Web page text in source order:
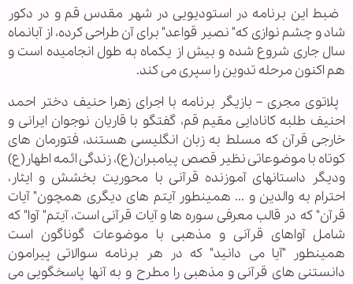
ضبط این برنامه در استودیویی در شهر مقدس قم و در دکور
شاد و چشم نوازی که" نصیر قواعد" برای آن طراحی کرده، از آبانماه
سال جاری شروع شده و بیش از یکماه به طول انجامیده است و
هم اکنون مرحله تدوین را سپری می کند.
پلاتوی مجری – بازیگر برنامه با اجرای زهرا حنیف دختر احمد
احنیف طلبه کانادایی مقیم قم، گفتگو با قاریان نوجوان ایرانی و
خارجی قرآن که مسلط به زبان انگلیسی هستند، فتورمان های
کوتاه با موضوعاتی نظیر قصص پیامبران(ع)، زندگی ائمه اطهار(ع)
ودیگر داستانهای آموزنده قرآنی با محوریت بخشش و ایثار،
احترام به والدین و ... همینطور آیتم های دیگری همچون" آیات
قرآن" که در قالب معرفی سوره ها و آیات قرآنی است، آیتم" آوا" که
شامل آواهای قرآنی و مذهبی با موضوعات گوناگون است
همینطور "آیا می دانید" که در هر برنامه سوالاتی پیرامون
دانستنی های قرآنی و مذهبی را مطرح و به آنها پاسخگویی می